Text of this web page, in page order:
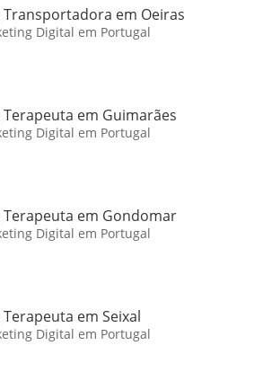
Transportadora em Oeiras
Digital em Portugal
Terapeuta em Guimarães
Digital em Portugal
Terapeuta em Gondomar
Digital em Portugal
em Seixal
Digital em Portugal